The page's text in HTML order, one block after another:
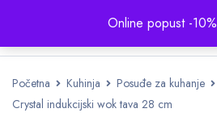
Online popust -10%
Početna Kuhinja Posuđe za kuhanje
Crystal indukcijski wok tava 28 cm